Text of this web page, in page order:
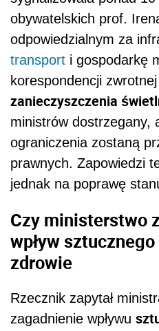
obywatelskich prof.
odpowiedzialnym za
transport i gospodarkę
korespondencji
zanieczyszczenia
ministrów dostrzegany,
ograniczenia zostaną
prawnych. Zapowiedzi
jednak na poprawę
Czy ministerstwo
wpływ
zdrowie
Rzecznik zapytał
zagadnienie wpływu